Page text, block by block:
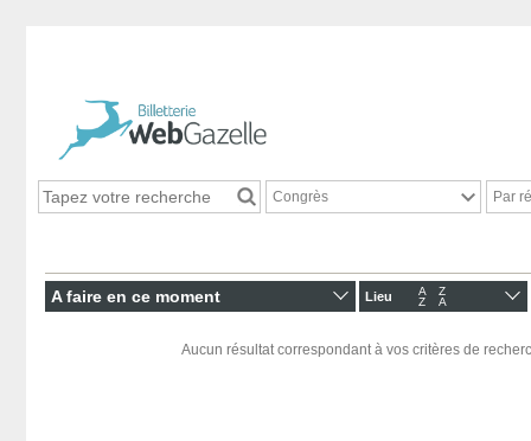
Congrès Par
A faire en ce moment A
Z
Z
A
Lieu
Aucun résultat correspondant à vos critères de